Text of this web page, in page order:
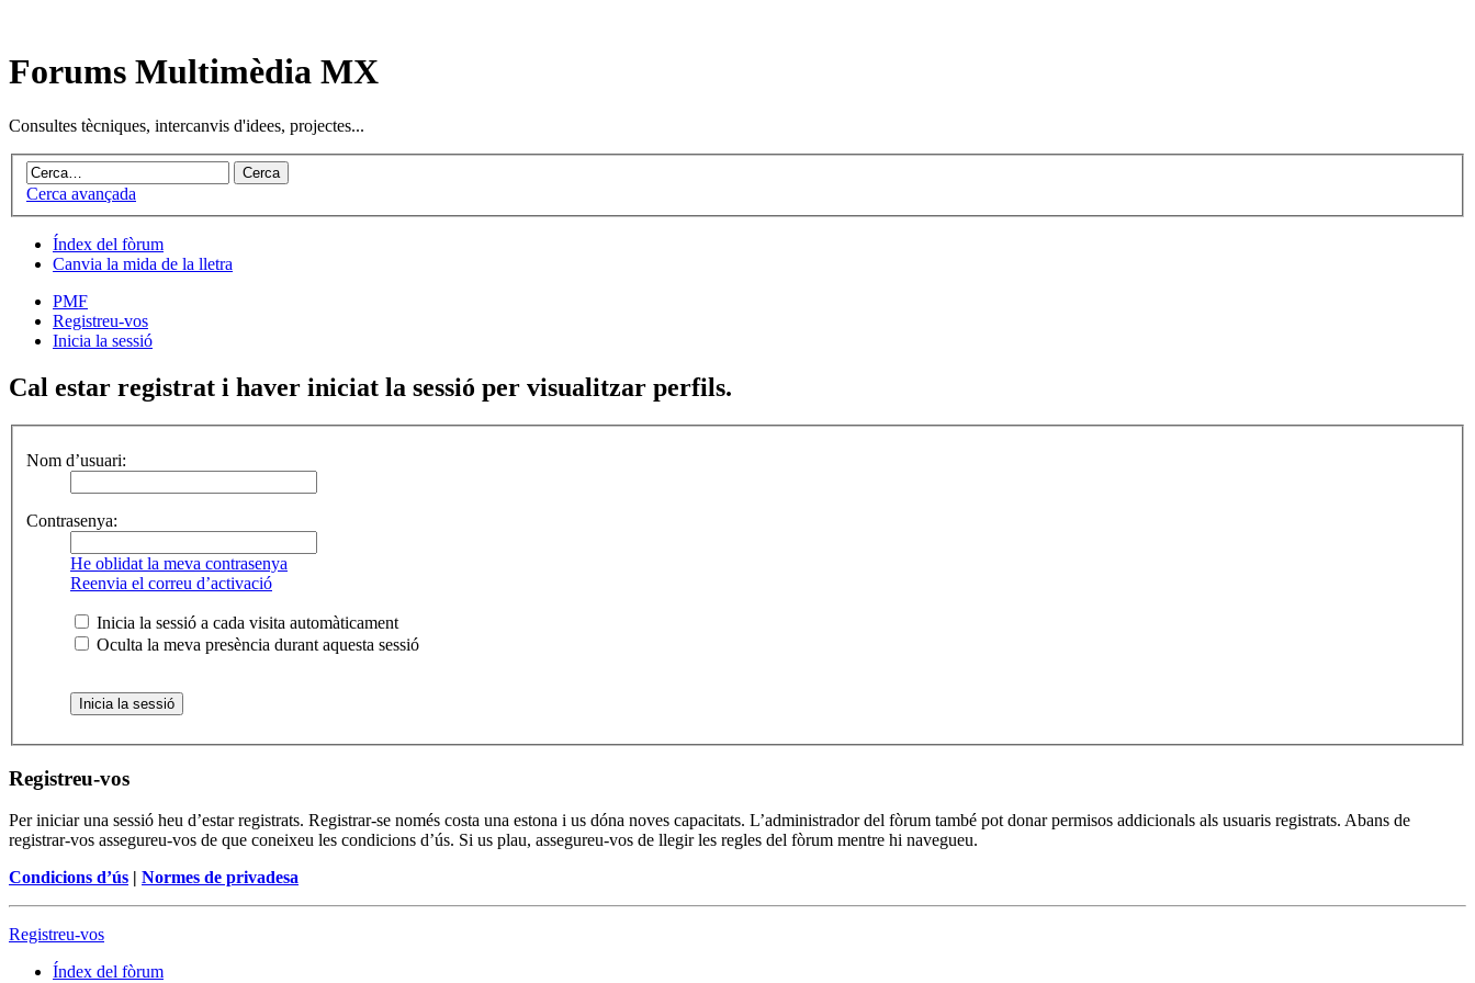
Forums Multimèdia MX
Consultes tècniques, intercanvis d'idees, projectes...
Cerca avançada
Índex del fòrum
Canvia la mida de la lletra
PMF
Registreu-vos
Inicia la sessió
Cal estar registrat i haver iniciat la sessió per visualitzar perfils.
Nom d’usuari:
Contrasenya:
He oblidat la meva contrasenya
Reenvia el correu d’activació
Inicia la sessió a cada visita automàticament
Oculta la meva presència durant aquesta sessió
Registreu-vos
Per iniciar una sessió heu d’estar registrats. Registrar-se només costa una estona i us dóna noves capacitats. L’administrador del fòrum també pot donar permisos addicionals als usuaris registrats. Abans de
registrar-vos assegureu-vos de que coneixeu les condicions d’ús. Si us plau, assegureu-vos de llegir les regles del fòrum mentre hi navegueu.
Condicions d’ús | Normes de privadesa
Registreu-vos
Índex del fòrum